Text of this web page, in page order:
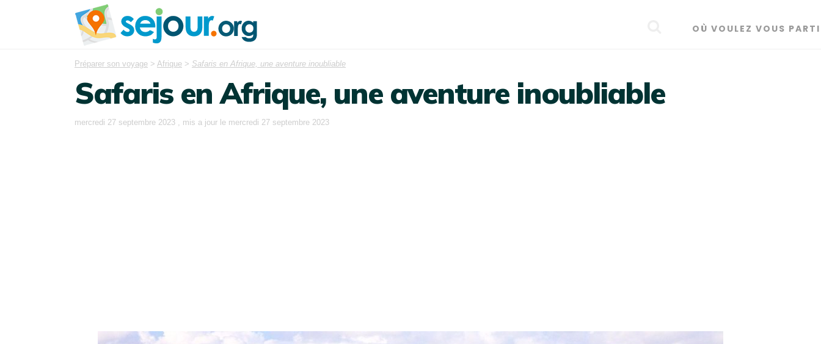
OÙ VOULEZ VOUS
Préparer son voyage > Afrique > Safaris en Afrique, une aventure inoubliable
Safaris en Afrique, une aventure inoubliable
mercredi 27 septembre 2023 , mis a jour le mercredi 27 septembre 2023